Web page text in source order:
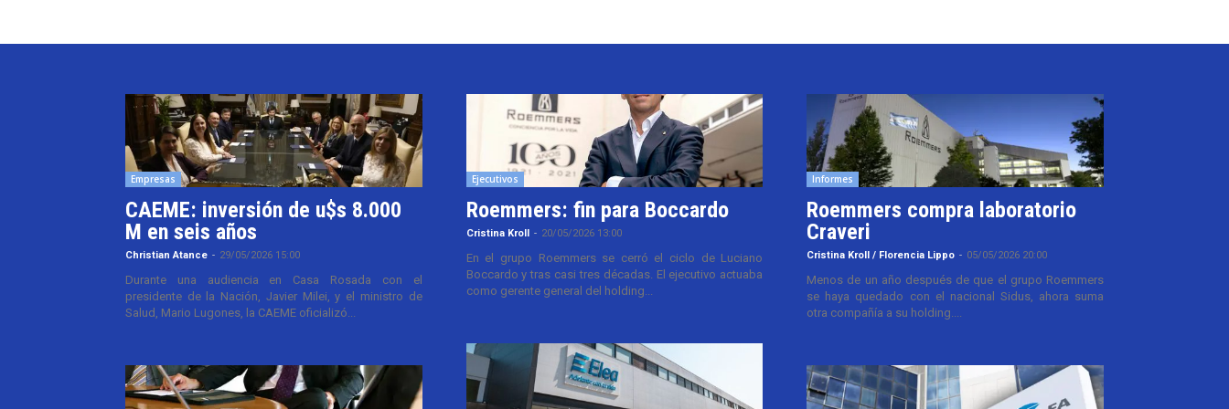
Empresas
CAEME: inversión de u$s 8.000
M en seis años
Christian Atance - 29/05/2026 15:00
Durante una audiencia en Casa Rosada con el
presidente de la Nación, Javier Milei, y el ministro de
Salud, Mario Lugones, la CAEME oficializó...
Ejecutivos
Roemmers: fin para Boccardo
Cristina Kroll - 20/05/2026 13:00
En el grupo Roemmers se cerró el ciclo de Luciano
Boccardo y tras casi tres décadas. El ejecutivo actuaba
como gerente general del holding...
Informes
Roemmers compra laboratorio
Craveri
Cristina Kroll / Florencia Lippo - 05/05/2026 20:00
Menos de un año después de que el grupo Roemmers
se haya quedado con el nacional Sidus, ahora suma
otra compañía a su holding....